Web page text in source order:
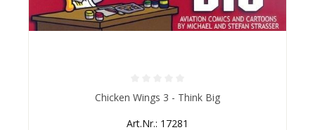
Durchschnittliche Bewertung von 0 von 5 Sternen
Chicken Wings 3 - Think Big
Art.Nr.: 17281